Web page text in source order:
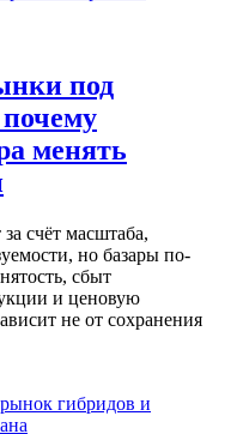
под
менять
счёт масштаба,
но базары по-
сбыт
и ценовую
не от сохранения